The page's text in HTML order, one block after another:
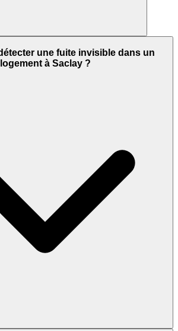
une fuite invisible dans un
logement à Saclay ?